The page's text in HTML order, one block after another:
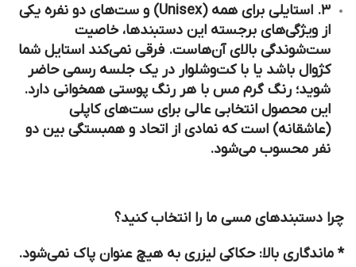
۳. استایلی برای همه (Unisex) و ست‌های دو نفره یکی
از ویژگی‌های برجسته این دستبندها، خاصیت
ست‌شوندگی بالای آن‌هاست. فرقی نمی‌کند استایل شما
کژوال باشد یا با کت‌وشلوار در یک جلسه رسمی حاضر
شوید؛ رنگ گرم مس با هر رنگ پوستی همخوانی دارد.
این محصول انتخابی عالی برای ست‌های کاپلی
(عاشقانه) است که نمادی از اتحاد و همبستگی بین دو
نفر محسوب می‌شود.
چرا دستبندهای مسی ما را انتخاب کنید؟
* ماندگاری بالا: حکاکی لیزری به هیچ عنوان پاک نمی‌شود.